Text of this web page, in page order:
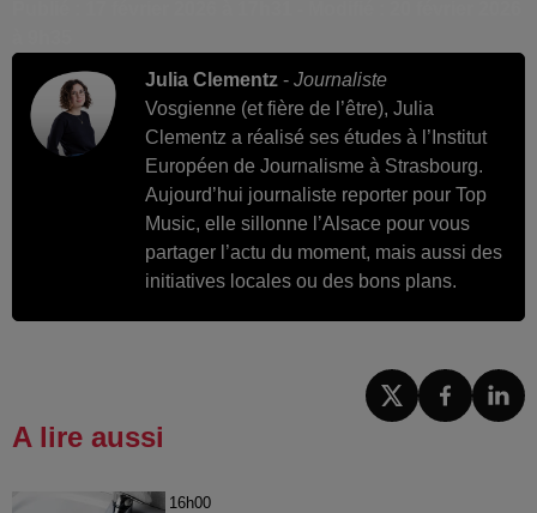
Julia Clementz - Journaliste
Vosgienne (et fière de l’être), Julia
Clementz a réalisé ses études à l’Institut
Européen de Journalisme à Strasbourg.
Aujourd’hui journaliste reporter pour Top
Music, elle sillonne l’Alsace pour vous
partager l’actu du moment, mais aussi des
initiatives locales ou des bons plans.
A lire aussi
16h00